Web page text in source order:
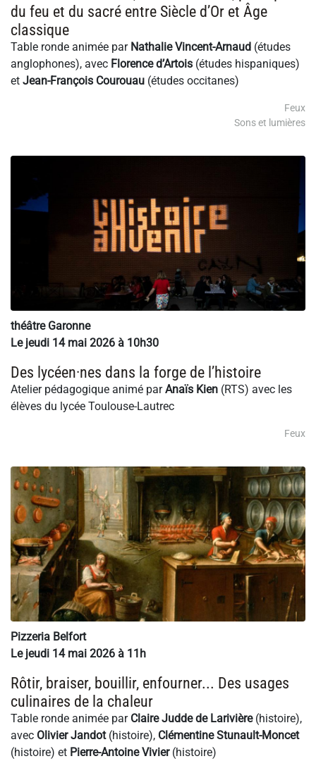
du feu et du sacré entre Siècle d’Or et Âge
classique
Table ronde animée par Nathalie Vincent-Arnaud (études
anglophones), avec Florence d’Artois (études hispaniques)
et Jean-François Courouau (études occitanes)
Feux
Sons et lumières
théâtre Garonne
Le jeudi 14 mai 2026 à 10h30
Des lycéen·nes dans la forge de l’histoire
Atelier pédagogique animé parAnaïs Kien (RTS) avec les
élèves du lycée Toulouse-Lautrec
Feux
Pizzeria Belfort
Le jeudi 14 mai 2026 à 11h
Rôtir, braiser, bouillir, enfourner... Des usages
culinaires de la chaleur
Table ronde animée par Claire Judde de Larivière(histoire),
avec Olivier Jandot(histoire), Clémentine Stunault-Moncet
(histoire) et Pierre-Antoine Vivier(histoire)